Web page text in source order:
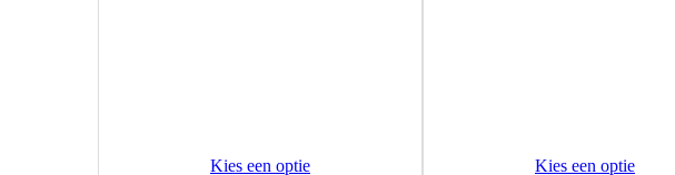
Kies een optie Kies een optie